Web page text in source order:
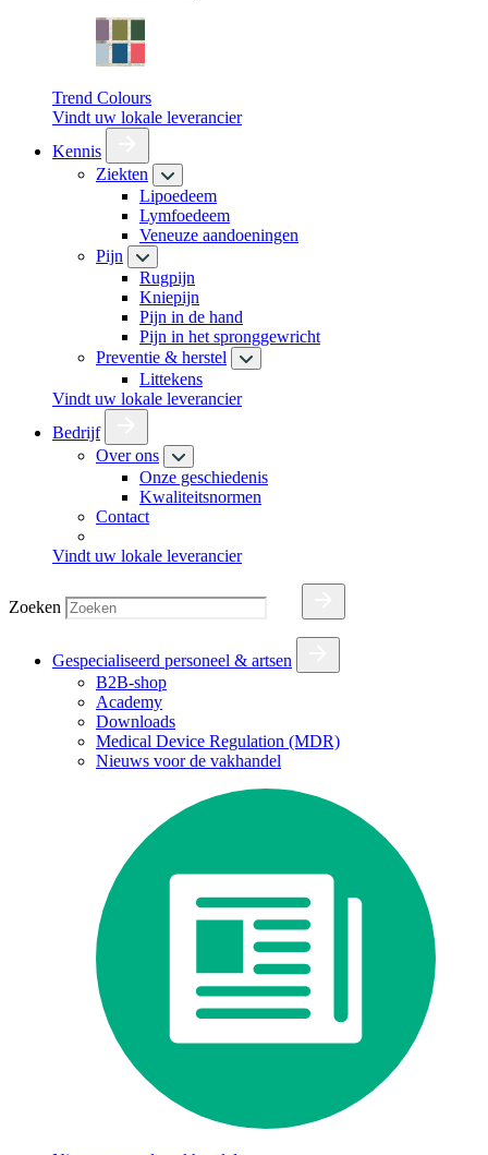
Trend Colours
Vindt uw lokale leverancier
Kennis
Ziekten
Lipoedeem
Lymfoedeem
Veneuze aandoeningen
Pijn
Rugpijn
Kniepijn
Pijn in de hand
Pijn in het spronggewricht
Preventie & herstel
Littekens
Vindt uw lokale leverancier
Bedrijf
Over ons
Onze geschiedenis
Kwaliteitsnormen
Contact
Vindt uw lokale leverancier
Zoeken
Gespecialiseerd personeel & artsen
B2B-shop
Academy
Downloads
Medical Device Regulation (MDR)
Nieuws voor de vakhandel